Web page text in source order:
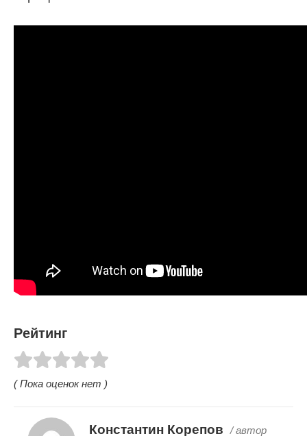
Рейтинг
( Пока оценок нет )
Константин Корепов / автор